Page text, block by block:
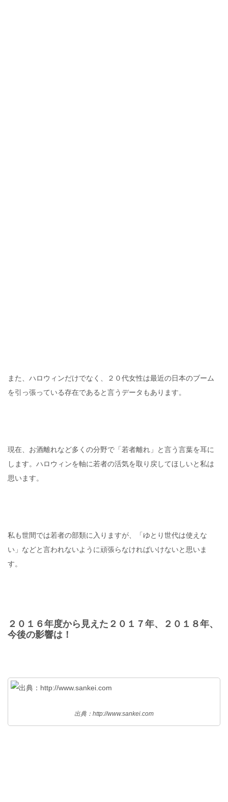
また、ハロウィンだけでなく、２０代女性は最近の日本のブーム
を引っ張っている存在であると言うデータもあります。
現在、お酒離れなど多くの分野で「若者離れ」と言う言葉を耳に
します。ハロウィンを軸に若者の活気を取り戻してほしいと私は
思います。
私も世間では若者の部類に入りますが、「ゆとり世代は使えな
い」などと言われないように頑張らなければいけないと思いま
す。
２０１６年度から見えた２０１７年、２０１８年、
今後の影響は！
出典：http://www.sankei.com